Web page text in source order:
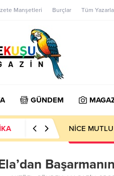
Manşetleri Burçlar Tüm
GÜNDEM
NİCE